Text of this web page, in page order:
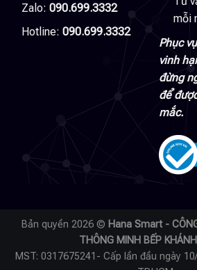
Zalo: 090.699.3332
Hotline: 090.699.3332
mỗi
Phục
vinh
đừng
để
mắc.
Bản quyền 2026 © Hana Smart -
THÔNG MINH BẾP
MST: 0317675241- Cấp lần đầu ngày